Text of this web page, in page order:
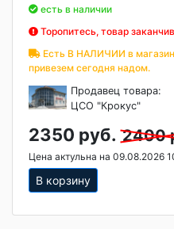
есть в наличии
Торопитесь, товар
Есть В НАЛИЧИИ в
привезем сегодня надом.
Продавец товара:
ЦСО "Крокус"
2350 руб. 2400
Цена актульна на 09.08.2026
В корзину